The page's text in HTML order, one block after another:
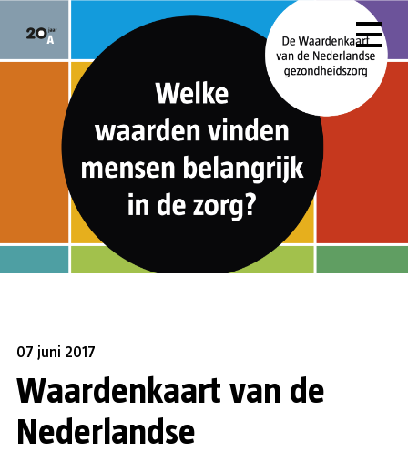
07 juni 2017
Waardenkaart van de
Nederlandse